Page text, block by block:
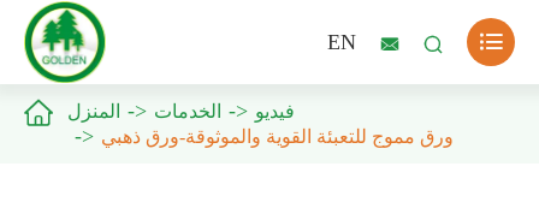
EN   
 المنزل الخدمات
فيديو
ورق مموج للتعبئة القوية والموثوقة-ورق ذهبي